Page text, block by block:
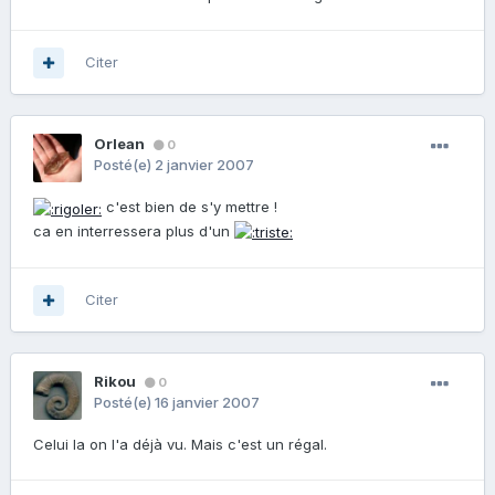
Citer
Orlean 0
Posté(e) 2 janvier 2007
c'est bien de s'y mettre !
ca en interressera plus d'un
Citer
Rikou 0
Posté(e) 16 janvier 2007
Celui la on l'a déjà vu. Mais c'est un régal.